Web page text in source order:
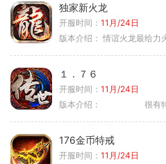
独家新火龙
开服时间： 11月/24日
版本介绍： 情谊火龙最给力
１．７６
开服时间： 11月/24日
版本介绍：
很有特
176金币特戒
开服时间： 11月/24日